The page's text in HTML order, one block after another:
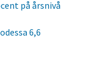
på årsnivå
6,6